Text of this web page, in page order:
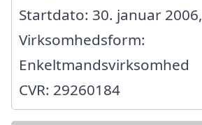
Startdato: 30. januar 2006,
Virksomhedsform:
Enkeltmandsvirksomhed
CVR: 29260184